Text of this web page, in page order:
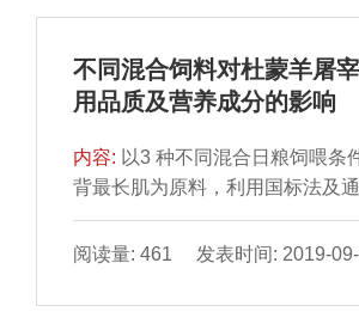
实体店购买重组调 理牛排；月收
调理牛排的市场定位应为中低端
不同混合饲料对杜蒙羊屠
用品质及营养成分的影响
内容: 以3 种不同混合日粮饲喂条
背最长肌为原料，利用国标法及
动分析仪与气相 色谱测定背最长
灰分、蛋白质、脂肪、游离氨基酸
式（全混合日粮、精料＋葵花皮
阅读量: 461 发表时间: 2019-